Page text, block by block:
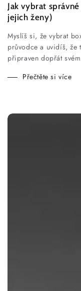
Jak vybrat
jejich ženy)
Myslíš si, že vybrat
průvodce a uvidíš, že
připraven dopřát
Přečtěte si více